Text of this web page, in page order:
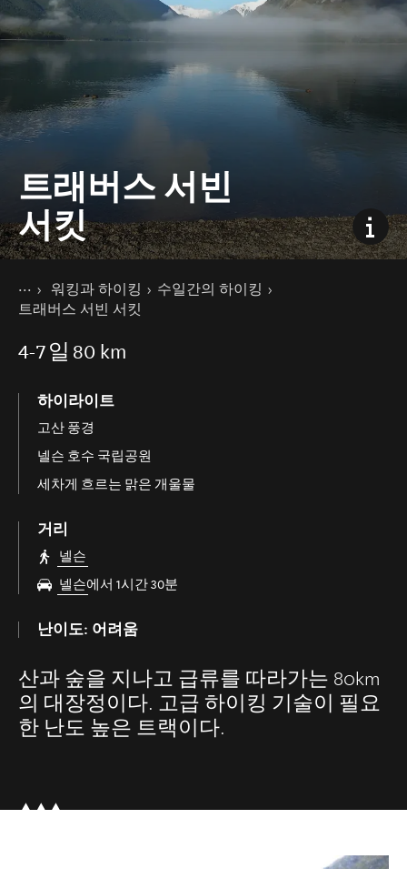
트래버스 서빈
서킷
현재 페이지
홈
액티비티
워킹과 하이킹
수일간의 하이킹
트래버스 서빈 서킷
4-7일 80 km
하이라이트
고산 풍경
넬슨 호수 국립공원
세차게 흐르는 맑은 개울물
거리
넬슨
넬슨에서 1시간 30분
난이도: 어려움
산과 숲을 지나고 급류를 따라가는 80km
의 대장정이다. 고급 하이킹 기술이 필요
한 난도 높은 트랙이다.